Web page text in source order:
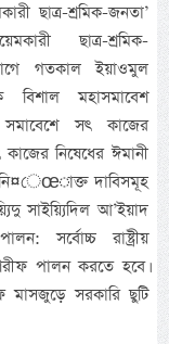
ছাত্র-শ্রমিক-জনতা’
ছাত্র-শ্রমিক-
গতকাল ইয়াওমুল
মহাসমাবেশ
সৎ কাজের
নিষেধের ঈমানী
নি¤েœাক্ত দাবিসমূহ
সাইয়্যিদিল আ’ইয়াদ
রাষ্ট্রীয়
পালন করতে হবে।
সরকারি ছুটি